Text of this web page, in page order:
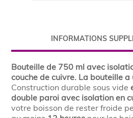
INFORMATIONS
Bouteille de 750 ml avec
couche de cuivre. La bouteille a
Construction durable sous vide
double paroi avec isolation en
votre boisson de rester froide